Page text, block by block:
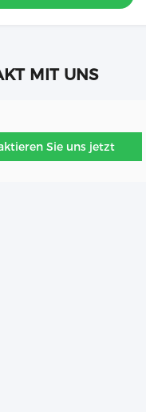
MIT UNS
Sie uns jetzt